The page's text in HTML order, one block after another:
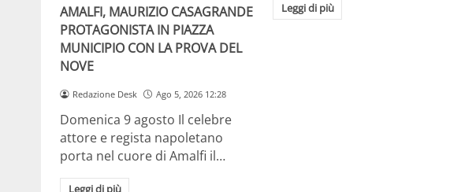
AMALFI, MAURIZIO CASAGRANDE
PROTAGONISTA IN PIAZZA
MUNICIPIO CON LA PROVA DEL
NOVE
Redazione Desk Ago 5, 2026 12:28
Domenica 9 agosto Il celebre
attore e regista napoletano
porta nel cuore di Amalfi il…
Leggi di più
Leggi di più